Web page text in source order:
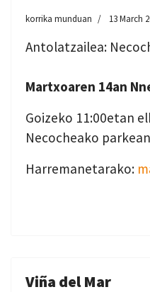
korrika munduan 13 March
Antolatzailea:
Martxoaren 14an
Goizeko 11:00etan
Necocheako
Harremanetarako:
Viña del Mar